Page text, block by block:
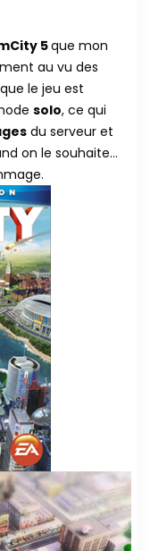
5que mon
au vu des
le jeu est
solo, ce qui
du serveur et
on le souhaite…